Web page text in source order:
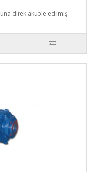
direk akuple edilmiş